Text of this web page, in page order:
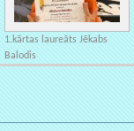
1.kārtas laureāts Jēkabs
Balodis